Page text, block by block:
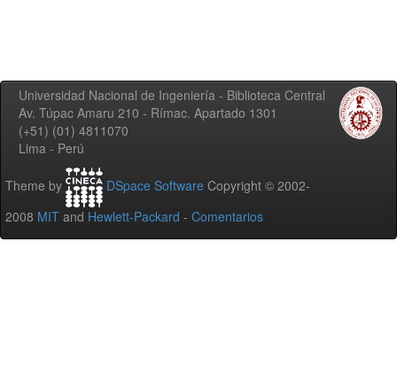
Universidad Nacional de Ingeniería - Biblioteca Central
Av. Túpac Amaru 210 - Rímac. Apartado 1301
(+51) (01) 4811070
Lima - Perú
Theme by DSpace Software Copyright © 2002-
2008 MIT and Hewlett-Packard - Comentarios